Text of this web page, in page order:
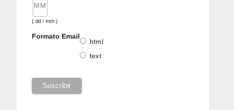
( dd / mm )
Formato Email
html
text